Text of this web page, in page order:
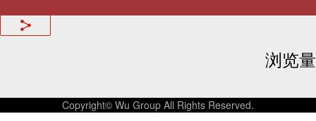
浏览量
Copyright© Wu Group All Rights Reserved.